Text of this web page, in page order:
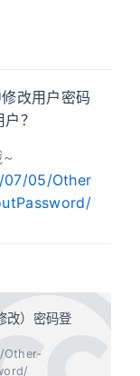
改用户密码
？
~
05/Other
）密码登